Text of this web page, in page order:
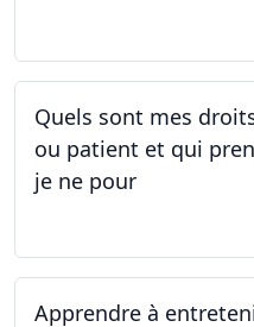
Quels sont mes
ou patient et qui
je ne pour
Apprendre à